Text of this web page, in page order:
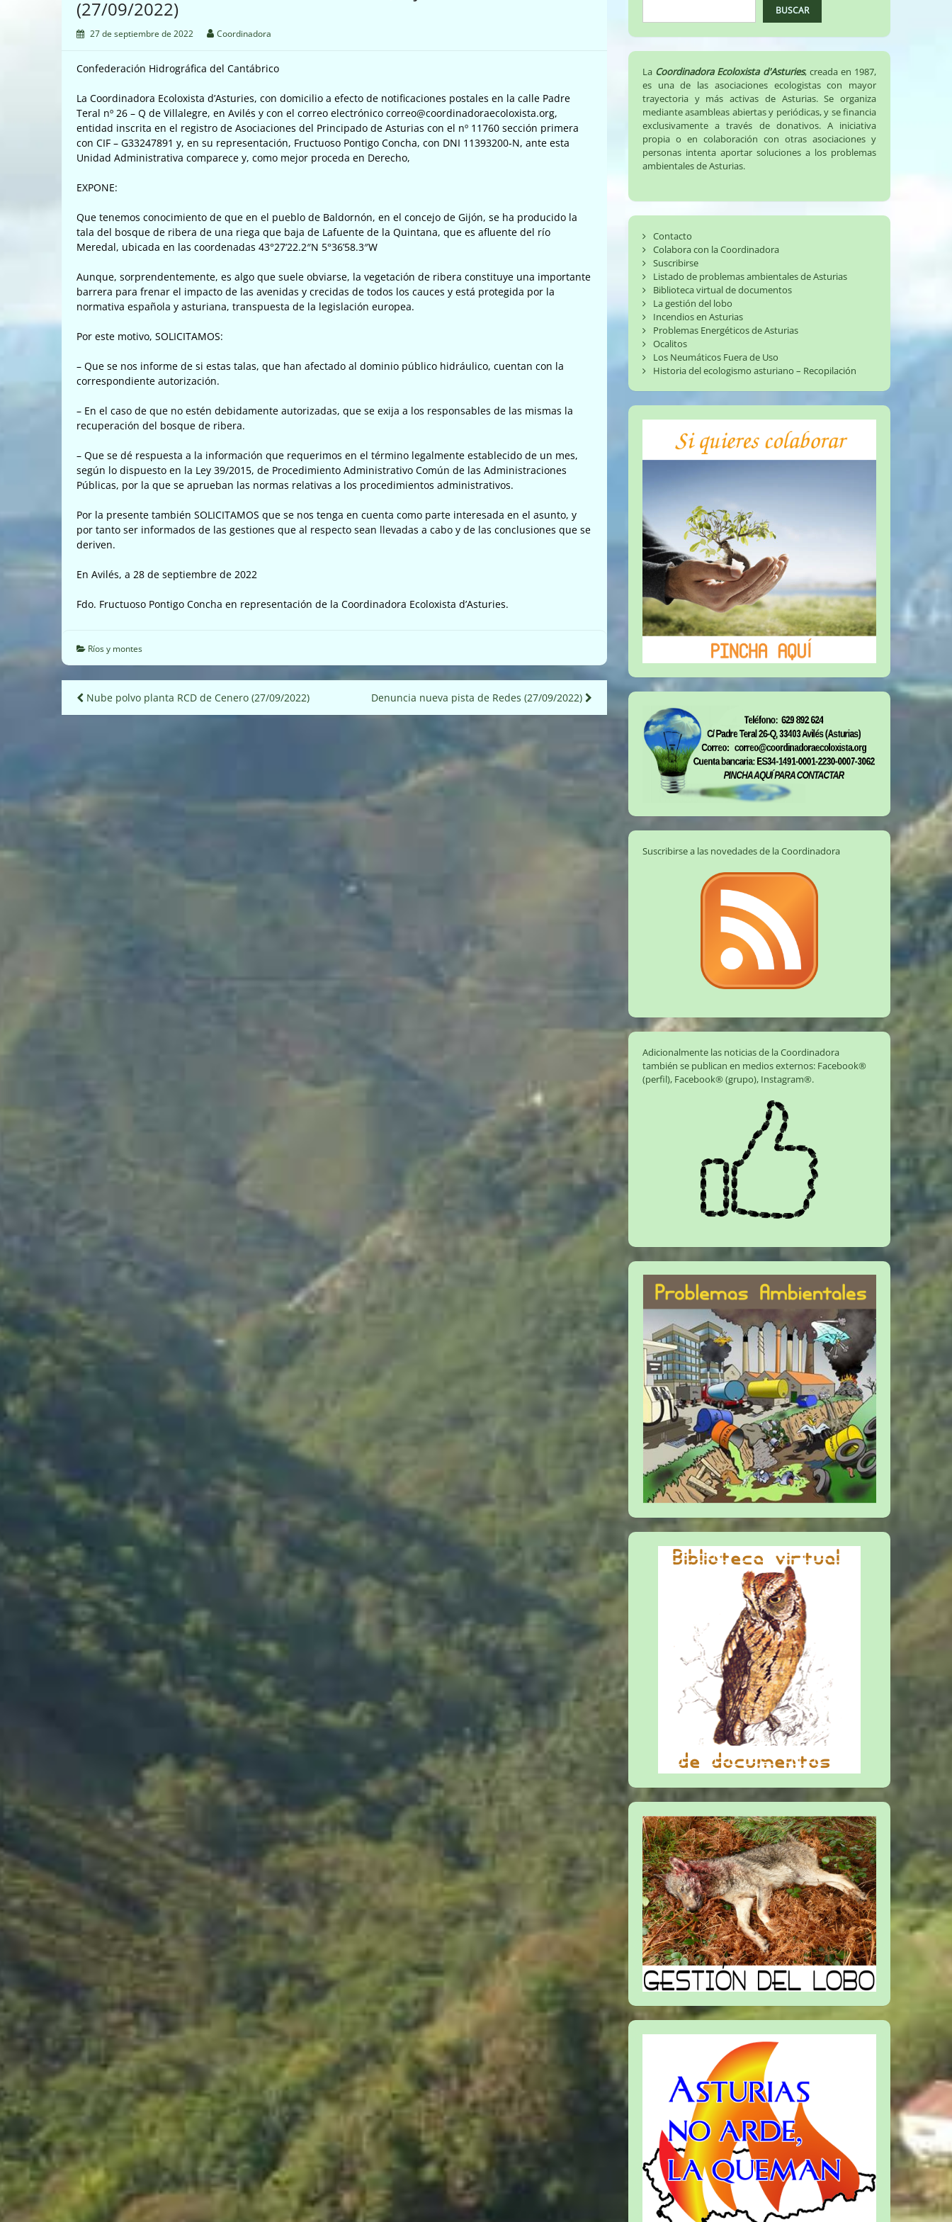
(27/09/2022)
27 de septiembre de 2022 Coordinadora
Confederación Hidrográfica del Cantábrico
La Coordinadora Ecoloxista d’Asturies, con domicilio a efecto de notificaciones postales en la calle Padre
Teral nº 26 – Q de Villalegre, en Avilés y con el correo electrónico correo@coordinadoraecoloxista.org,
entidad inscrita en el registro de Asociaciones del Principado de Asturias con el nº 11760 sección primera
con CIF – G33247891 y, en su representación, Fructuoso Pontigo Concha, con DNI 11393200-N, ante esta
Unidad Administrativa comparece y, como mejor proceda en Derecho,
EXPONE:
Que tenemos conocimiento de que en el pueblo de Baldornón, en el concejo de Gijón, se ha producido la
tala del bosque de ribera de una riega que baja de Lafuente de la Quintana, que es afluente del río
Meredal, ubicada en las coordenadas 43°27’22.2″N 5°36’58.3″W
Aunque, sorprendentemente, es algo que suele obviarse, la vegetación de ribera constituye una importante
barrera para frenar el impacto de las avenidas y crecidas de todos los cauces y está protegida por la
normativa española y asturiana, transpuesta de la legislación europea.
Por este motivo, SOLICITAMOS:
– Que se nos informe de si estas talas, que han afectado al dominio público hidráulico, cuentan con la
correspondiente autorización.
– En el caso de que no estén debidamente autorizadas, que se exija a los responsables de las mismas la
recuperación del bosque de ribera.
– Que se dé respuesta a la información que requerimos en el término legalmente establecido de un mes,
según lo dispuesto en la Ley 39/2015, de Procedimiento Administrativo Común de las Administraciones
Públicas, por la que se aprueban las normas relativas a los procedimientos administrativos.
Por la presente también SOLICITAMOS que se nos tenga en cuenta como parte interesada en el asunto, y
por tanto ser informados de las gestiones que al respecto sean llevadas a cabo y de las conclusiones que se
deriven.
En Avilés, a 28 de septiembre de 2022
Fdo. Fructuoso Pontigo Concha en representación de la Coordinadora Ecoloxista d’Asturies.
Ríos y montes
Navegación
de
Nube polvo planta RCD de Cenero (27/09/2022) Denuncia nueva pista de Redes (27/09/2022)
BUSCAR
La Coordinadora Ecoloxista d'Asturies, creada en 1987,
es una de las asociaciones ecologistas con mayor
trayectoria y más activas de Asturias. Se organiza
mediante asambleas abiertas y periódicas, y se financia
exclusivamente a través de donativos. A iniciativa
propia o en colaboración con otras asociaciones y
personas intenta aportar soluciones a los problemas
ambientales de Asturias.
Contacto
Colabora con la Coordinadora
Suscribirse
Listado de problemas ambientales de Asturias
Biblioteca virtual de documentos
La gestión del lobo
Incendios en Asturias
Problemas Energéticos de Asturias
Ocalitos
Los Neumáticos Fuera de Uso
Historia del ecologismo asturiano – Recopilación
Suscribirse a las novedades de la Coordinadora
Adicionalmente las noticias de la Coordinadora
también se publican en medios externos: Facebook®
(perfil), Facebook® (grupo), Instagram®.